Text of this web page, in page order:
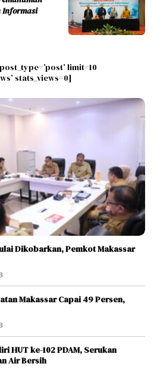
Informasi
limit=10
stats_views=0]
Dikobarkan, Pemkot Makassar
Makassar Capai 49 Persen,
HUT ke-102 PDAM, Serukan
Air Bersih